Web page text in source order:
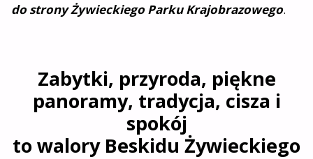
do strony Żywieckiego Parku Krajobrazowego.
Zabytki, przyroda, piękne
panoramy, tradycja, cisza i
spokój
to walory Beskidu Żywieckiego